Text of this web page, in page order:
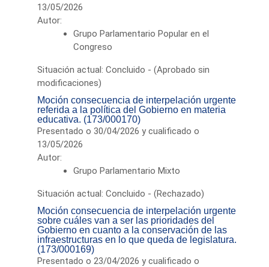
13/05/2026
Autor:
Grupo Parlamentario Popular en el
Congreso
Situación actual: Concluido - (Aprobado sin
modificaciones)
Moción consecuencia de interpelación urgente
referida a la política del Gobierno en materia
educativa. (173/000170)
Presentado o 30/04/2026 y cualificado o
13/05/2026
Autor:
Grupo Parlamentario Mixto
Situación actual: Concluido - (Rechazado)
Moción consecuencia de interpelación urgente
sobre cuáles van a ser las prioridades del
Gobierno en cuanto a la conservación de las
infraestructuras en lo que queda de legislatura.
(173/000169)
Presentado o 23/04/2026 y cualificado o